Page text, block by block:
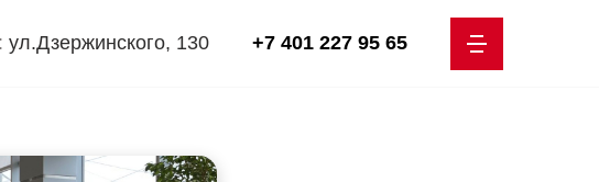
ул.Дзержинского, 130 +7 401 227 95 65